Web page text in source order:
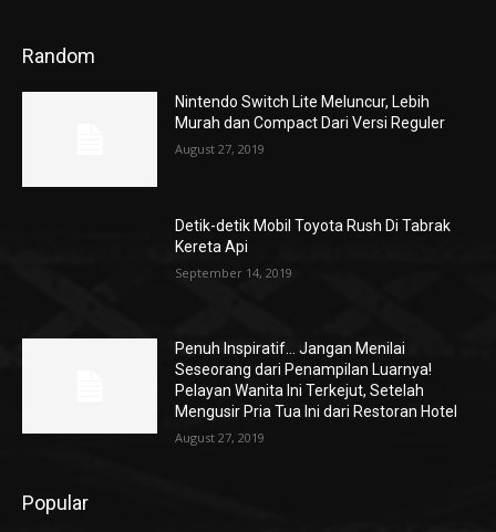
Random
Nintendo Switch Lite Meluncur, Lebih
Murah dan Compact Dari Versi Reguler
August 27, 2019
Detik-detik Mobil Toyota Rush Di Tabrak
Kereta Api
September 14, 2019
Penuh Inspiratif… Jangan Menilai
Seseorang dari Penampilan Luarnya!
Pelayan Wanita Ini Terkejut, Setelah
Mengusir Pria Tua Ini dari Restoran Hotel
August 27, 2019
Popular